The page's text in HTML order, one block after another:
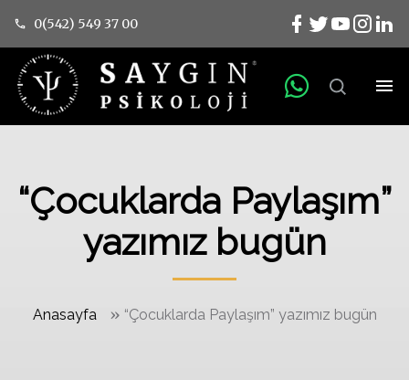
0(542) 549 37 00
“Çocuklarda Paylaşım”
yazımız bugün
Anasayfa » “Çocuklarda Paylaşım” yazımız bugün